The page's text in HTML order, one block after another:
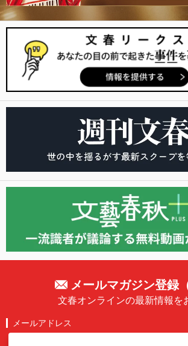
メールマガジン登録
文春オンラインの最新情報を
メールアドレス